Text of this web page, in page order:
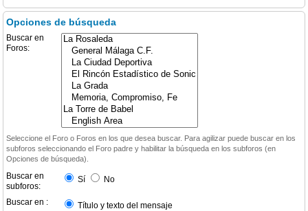
Opciones de búsqueda
Buscar en
Foros:
Seleccione el Foro o Foros en los que desea buscar. Para agilizar puede buscar en los
subforos seleccionando el Foro padre y habilitar la búsqueda en los subforos (en
Opciones de búsqueda).
Buscar en
subforos:
Sí No
Buscar en :
Título y texto del mensaje